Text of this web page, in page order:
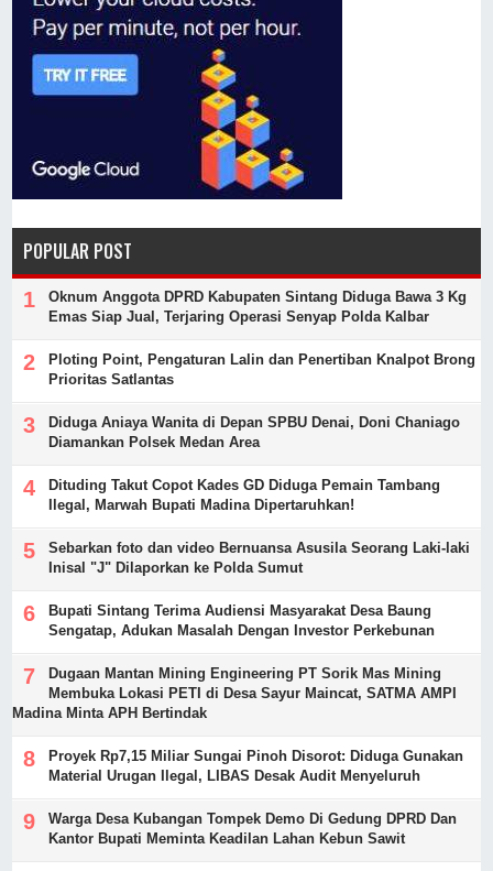
POPULAR POST
Oknum Anggota DPRD Kabupaten Sintang Diduga Bawa 3 Kg
Emas Siap Jual, Terjaring Operasi Senyap Polda Kalbar
Ploting Point, Pengaturan Lalin dan Penertiban Knalpot Brong
Prioritas Satlantas
Diduga Aniaya Wanita di Depan SPBU Denai, Doni Chaniago
Diamankan Polsek Medan Area
Dituding Takut Copot Kades GD Diduga Pemain Tambang
Ilegal, Marwah Bupati Madina Dipertaruhkan!
Sebarkan foto dan video Bernuansa Asusila Seorang Laki-laki
Inisal "J" Dilaporkan ke Polda Sumut
Bupati Sintang Terima Audiensi Masyarakat Desa Baung
Sengatap, Adukan Masalah Dengan Investor Perkebunan
Dugaan Mantan Mining Engineering PT Sorik Mas Mining
Membuka Lokasi PETI di Desa Sayur Maincat, SATMA AMPI
Madina Minta APH Bertindak
Proyek Rp7,15 Miliar Sungai Pinoh Disorot: Diduga Gunakan
Material Urugan Ilegal, LIBAS Desak Audit Menyeluruh
Warga Desa Kubangan Tompek Demo Di Gedung DPRD Dan
Kantor Bupati Meminta Keadilan Lahan Kebun Sawit